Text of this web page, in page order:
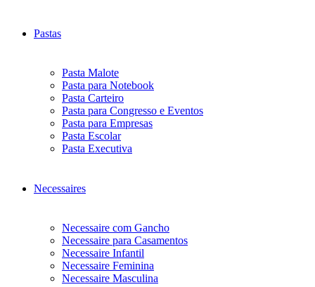
Pastas
Pasta Malote
Pasta para Notebook
Pasta Carteiro
Pasta para Congresso e Eventos
Pasta para Empresas
Pasta Escolar
Pasta Executiva
Necessaires
Necessaire com Gancho
Necessaire para Casamentos
Necessaire Infantil
Necessaire Feminina
Necessaire Masculina